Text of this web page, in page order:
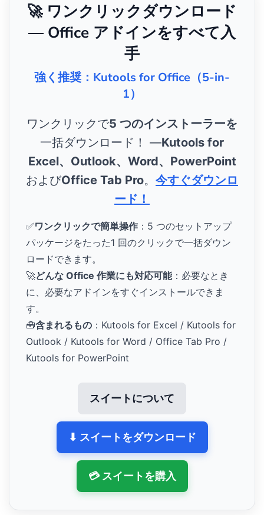
🚀 ワンクリックダウンロード
— Office アドインをすべて入
手
強く推奨：Kutools for Office（5-in-
1）
ワンクリックで5 つのインストーラーを
一括ダウンロード！ ―Kutools for
Excel、Outlook、Word、PowerPoint
およびOffice Tab Pro。 今すぐダウンロ
ード！
✅ワンクリックで簡単操作 ：5 つのセットアップ
パッケージをたった1 回のクリックで一括ダウン
ロードできます。
🚀どんな Office 作業にも対応可能：必要なとき
に、必要なアドインをすぐインストールできま
す。
🧰含まれるもの ：Kutools for Excel / Kutools for
Outlook / Kutools for Word / Office Tab Pro /
Kutools for PowerPoint
スイートについて
⬇ スイートをダウンロード
💳 スイートを購入